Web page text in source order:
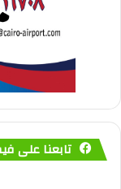
تابعنا على